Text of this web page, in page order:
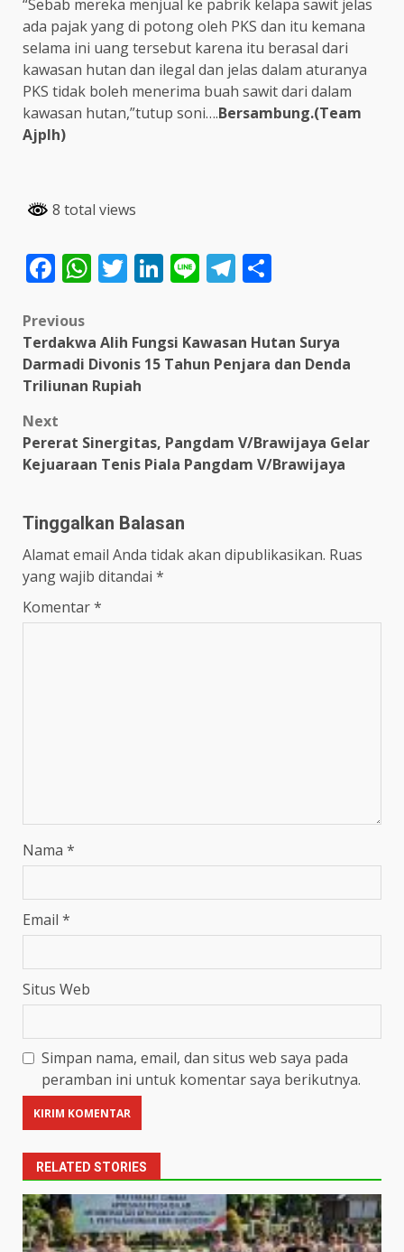
“Sebab mereka menjual ke pabrik kelapa sawit jelas
ada pajak yang di potong oleh PKS dan itu kemana
selama ini uang tersebut karena itu berasal dari
kawasan hutan dan ilegal dan jelas dalam aturanya
PKS tidak boleh menerima buah sawit dari dalam
kawasan hutan,”tutup soni….Bersambung.(Team
Ajplh)
8 total views
Facebook
WhatsApp
Twitter
LinkedIn
LineTelegram
Post
navigation
Previous
Terdakwa Alih Fungsi Kawasan Hutan Surya
Darmadi Divonis 15 Tahun Penjara dan Denda
Triliunan Rupiah
Next
Pererat Sinergitas, Pangdam V/Brawijaya Gelar
Kejuaraan Tenis Piala Pangdam V/Brawijaya
Tinggalkan Balasan
Alamat email Anda tidak akan dipublikasikan. Ruas
yang wajib ditandai *
Komentar*
Nama *
Email *
Situs Web
Simpan nama, email, dan situs web saya pada
peramban ini untuk komentar saya berikutnya.
RELATED STORIES